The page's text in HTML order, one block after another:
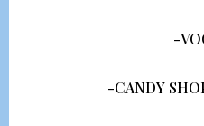
-
-CANDY